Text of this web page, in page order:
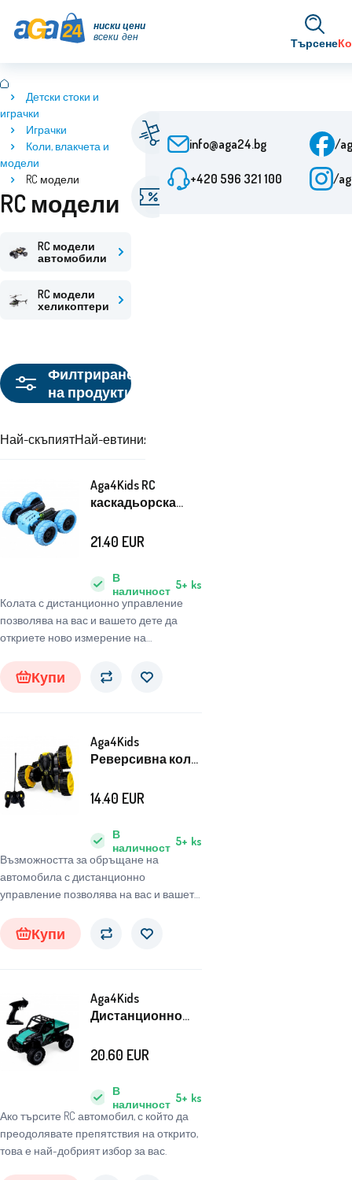
ниски цени
всеки ден
Търсене
Детски стоки и
играчки
Играчки
Коли, влакчета и
модели
RC модели
RC модели
RC модели
автомобили
RC модели
хеликоптери
Филтриране
на продукти
Най-скъпиятНай-евтиният
Aga4Kids RC
каскадьорска
Колата с дистанционно управление
позволява на вас и вашето дете да
откриете ново измерение на
В
наличност 5+ ks
21.40 EUR
Купи
Aga4Kids
Реверсивна кола
управление
Възможността за обръщане на
автомобила с дистанционно
управление позволява на вас и вашето
забавлението. Просто вземете
дистанционното и забавлението може
В
наличност 5+ ks
14.40 EUR
Купи
Aga4Kids
Дистанционно
офроуд
Ако търсите RC автомобил, с който да
преодолявате препятствия на открито,
това е най-добрият избор за вас.
В
наличност 5+ ks
20.60 EUR
От поръчката 24 ч.
Промоционални
/
/
info@aga24.bg
+420 596 321 100